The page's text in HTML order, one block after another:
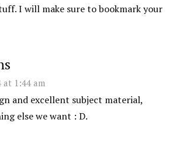
I will make sure to bookmark your
at 1:44 am
and excellent subject material,
else we want : D.